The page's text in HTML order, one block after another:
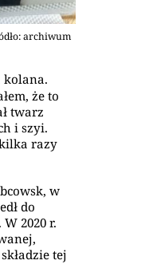
archiwum
kolana.
że to
twarz
i szyi.
razy
w
do
2020 r.
tej